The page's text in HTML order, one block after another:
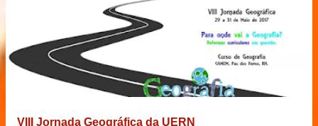
VIII Jornada Geográfica da UERN